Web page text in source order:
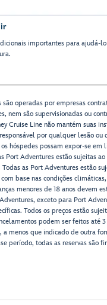
importantes para ajudá-
são operadas por empresas
nem são supervisionadas ou
Cruise Line não mantém suas
por qualquer lesão ou
hóspedes possam expor-se em
Port Adventures estão sujeitas
Todas as Port Adventures estão
base nas condições
menores de 18 anos devem
exceto para Port
Todos os preços estão
podem ser feitos até
a menos que indicado de outra
período, todas as reservas são